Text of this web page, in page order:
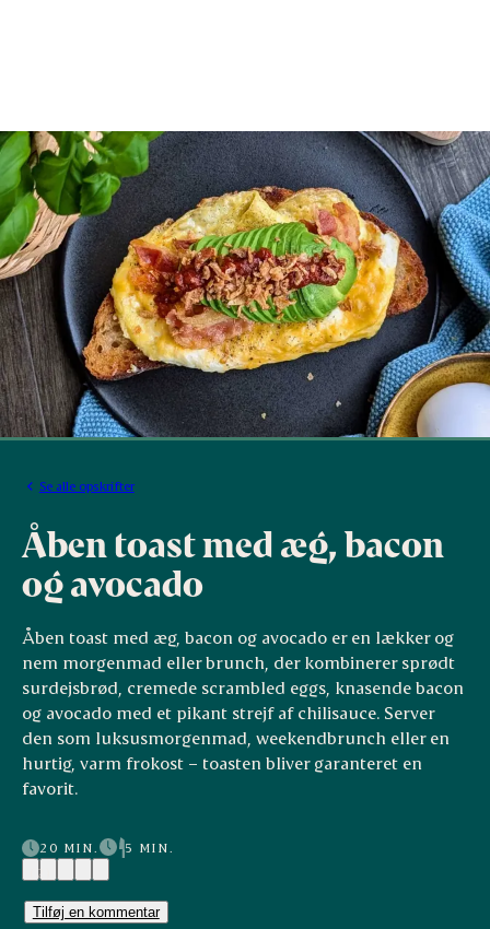
Se alle opskrifter
Åben toast med æg, bacon
og avocado
Åben toast med æg, bacon og avocado er en lækker og
nem morgenmad eller brunch, der kombinerer sprødt
surdejsbrød, cremede scrambled eggs, knasende bacon
og avocado med et pikant strejf af chilisauce. Server
den som luksusmorgenmad, weekendbrunch eller en
hurtig, varm frokost – toasten bliver garanteret en
favorit.
20 MIN.
5 MIN.
(2)
Tilføj en kommentar